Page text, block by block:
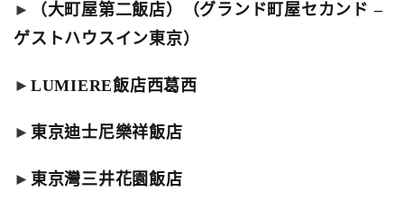
►
（大町屋第二飯店）（グランド町屋セカンド –
ゲストハウスイン東京）
► LUMIERE飯店西葛西
► 東京迪士尼樂祥飯店
► 東京灣三井花園飯店